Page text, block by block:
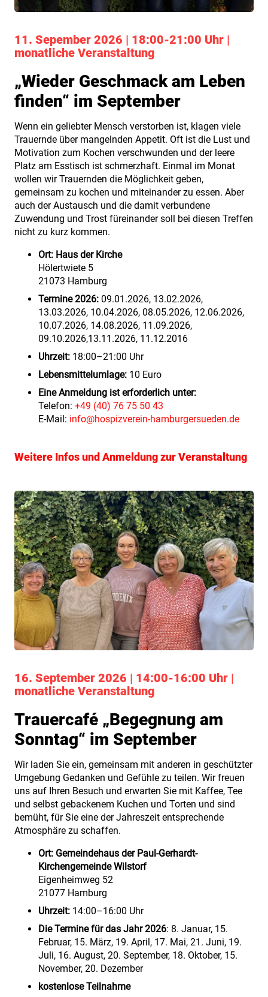
11. Sepember 2026 | 18:00-21:00 Uhr |
monatliche Veranstaltung
„Wieder Geschmack am Leben
finden“ im September
Wenn ein geliebter Mensch verstorben ist, klagen viele
Trauernde über mangelnden Appetit. Oft ist die Lust und
Motivation zum Kochen verschwunden und der leere
Platz am Esstisch ist schmerzhaft. Einmal im Monat
wollen wir Trauernden die Möglichkeit geben,
gemeinsam zu kochen und miteinander zu essen. Aber
auch der Austausch und die damit verbundene
Zuwendung und Trost füreinander soll bei diesen Treffen
nicht zu kurz kommen.
Ort: Haus der Kirche
Hölertwiete 5
21073 Hamburg
Termine 2026: 09.01.2026, 13.02.2026,
13.03.2026, 10.04.2026, 08.05.2026, 12.06.2026,
10.07.2026, 14.08.2026, 11.09.2026,
09.10.2026,13.11.2026, 11.12.2016
Uhrzeit: 18:00–21:00 Uhr
Lebensmittelumlage: 10 Euro
Eine Anmeldung ist erforderlich unter:
Telefon: +49 (40) 76 75 50 43
E-Mail: info@hospizverein-hamburgersueden.de
Weitere Infos und Anmeldung zur Veranstaltung
16. September 2026 | 14:00-16:00 Uhr |
monatliche Veranstaltung
Trauercafé „Begegnung am
Sonntag“ im September
Wir laden Sie ein, gemeinsam mit anderen in geschützter
Umgebung Gedanken und Gefühle zu teilen. Wir freuen
uns auf Ihren Besuch und erwarten Sie mit Kaffee, Tee
und selbst gebackenem Kuchen und Torten und sind
bemüht, für Sie eine der Jahreszeit entsprechende
Atmosphäre zu schaffen.
Ort: Gemeindehaus der Paul-Gerhardt-
Kirchengemeinde Wilstorf
Eigenheimweg 52
21077 Hamburg
Uhrzeit: 14:00–16:00 Uhr
Die Termine für das Jahr 2026: 8. Januar, 15.
Februar, 15. März, 19. April, 17. Mai, 21. Juni, 19.
Juli, 16. August, 20. September, 18. Oktober, 15.
November, 20. Dezember
kostenlose Teilnahme